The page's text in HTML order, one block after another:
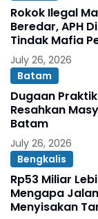
Rokok Ilegal
Beredar, APH
Tindak Mafia
July 26, 2026
Batam
Dugaan
Resahkan
Batam
July 26, 2026
Bengkalis
Rp53 Miliar
Mengapa
Menyisakan